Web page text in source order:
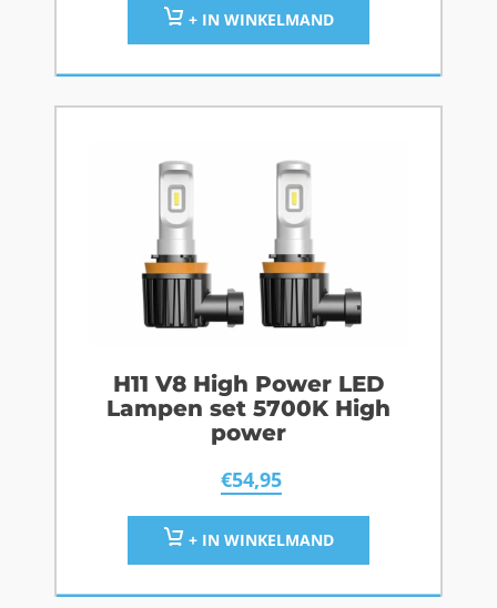
+ IN WINKELMAND
H11 V8 High Power LED
Lampen set 5700K High
power
€54,95
+ IN WINKELMAND